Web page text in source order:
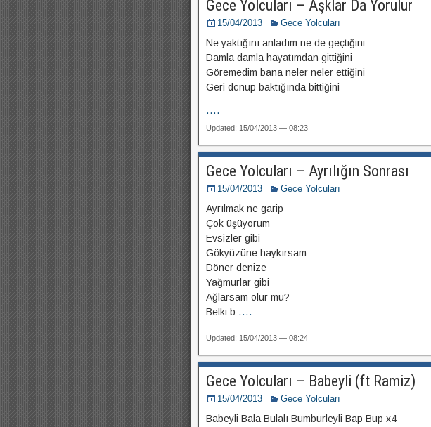
Gece Yolcuları – Aşklar Da Yorulur
15/04/2013 Gece Yolcuları
Ne yaktığını anladım ne de geçtiğini
Damla damla hayatımdan gittiğini
Göremedim bana neler neler ettiğini
Geri dönüp baktığında bittiğini
....
Updated: 15/04/2013 — 08:23
Gece Yolcuları – Ayrılığın Sonrası
15/04/2013 Gece Yolcuları
Ayrılmak ne garip
Çok üşüyorum
Evsizler gibi
Gökyüzüne haykırsam
Döner denize
Yağmurlar gibi
Ağlarsam olur mu?
Belki b ....
Updated: 15/04/2013 — 08:24
Gece Yolcuları – Babeyli (ft Ramiz)
15/04/2013 Gece Yolcuları
Babeyli Bala Bulalı Bumburleyli Bap Bup x4